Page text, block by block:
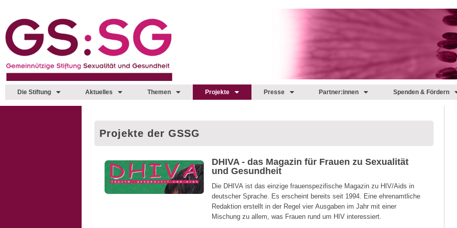
springen
Die Stiftung Aktuelles Themen Projekte Presse Partner:innen Spenden & Fördern
Projekte der GSSG
DHIVA - das Magazin für Frauen zu Sexualität
und Gesundheit
Die DHIVA ist das einzige frauenspezifische Magazin zu HIV/Aids in
deutscher Sprache. Es erscheint bereits seit 1994. Eine ehrenamtliche
Redaktion erstellt in der Regel vier Ausgaben im Jahr mit einer
Mischung zu allem, was Frauen rund um HIV interessiert.